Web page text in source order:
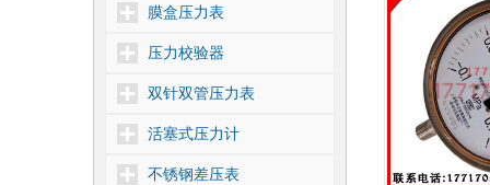
膜盒压力表
压力校验器
双针双管压力表
活塞式压力计
不锈钢差压表